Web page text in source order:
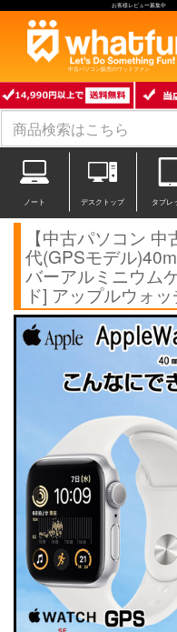
お客様レビュー募集中
中古パソコン販売のワットファン
ノート デスクトップ タブレ
【中古パソコン
代(GPSモデル
バーアルミニウム
ド] アップルウォ